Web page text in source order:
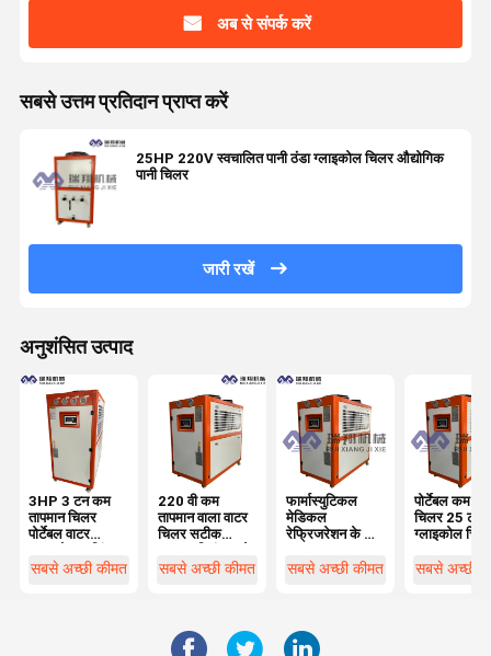
अब से संपर्क करें
सबसे उत्तम प्रतिदान प्राप्त करें
25HP 220V स्वचालित पानी ठंडा ग्लाइकोल चिलर औद्योगिक
पानी चिलर
जारी रखें
अनुशंसित उत्पाद
3HP 3 टन कम
तापमान चिलर
पोर्टेबल वाटर
सिस्टम
सबसे अच्छी कीमत
220 वी कम
तापमान वाला वाटर
चिलर सटीक
लिए पर्यावरण के
सबसे अच्छी कीमत
फार्मास्युटिकल
मेडिकल
रेफ्रिजरेशन के लिए
तापमान चिलर एयर
सबसे अच्छी कीमत
पोर्टेबल कम
चिलर 25 टन
ग्लाइकोल
220V/
सबसे अच्छी